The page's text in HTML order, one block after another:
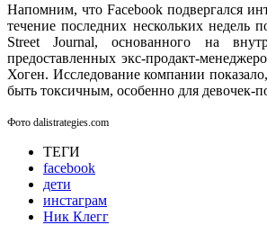
Напомним, что Facebook подвергался
течение последних нескольких недель
Street Journal, основанного на
предоставленных экс-продакт-
Хоген. Исследование компании
быть токсичным, особенно для девочек-
Фото dalistrategies.com
ТЕГИ
facebook
дети
инстаграм
Ник Клегг